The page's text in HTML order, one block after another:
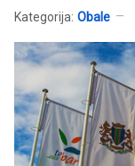
Kategorija: Obale